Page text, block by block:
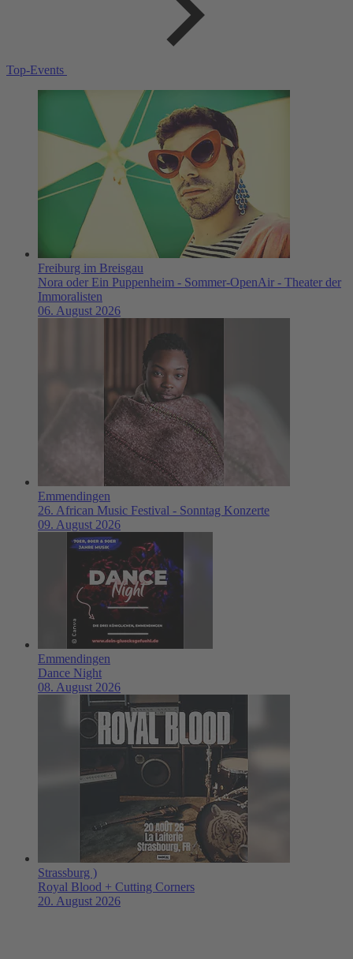
Top-Events
Freiburg im Breisgau
Nora oder Ein Puppenheim - Sommer-OpenAir - Theater der
Immoralisten
06. August 2026
Emmendingen
26. African Music Festival - Sonntag Konzerte
09. August 2026
Emmendingen
Dance Night
08. August 2026
Strassburg )
Royal Blood + Cutting Corners
20. August 2026